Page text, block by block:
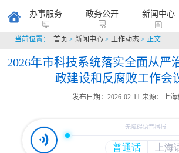
办事服务 政务公开 新闻中心
创新研究 科普天地 互动平台
当前位置： 首页 > 新闻中心 > 工作动态 > 正文
2026年市科技系统落实全面从严
政建设和反腐败工作会
发布日期：2026-02-11 来源：上海